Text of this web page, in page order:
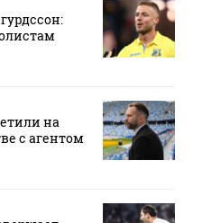
на
с агентом